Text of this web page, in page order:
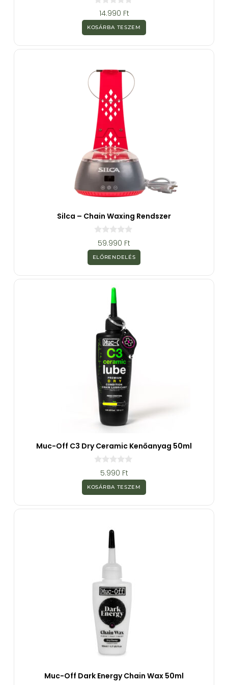
z
5
b
14.990 Ft
KOSÁRBA TESZEM
Silca – Chain Waxing Rendszer
z
5
b
59.990 Ft
ELŐRENDELÉS
Muc-Off C3 Dry Ceramic Kenőanyag 50ml
z
5
b
5.990 Ft
KOSÁRBA TESZEM
Muc-Off Dark Energy Chain Wax 50ml